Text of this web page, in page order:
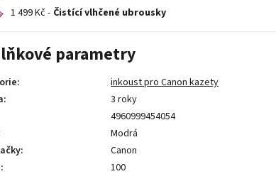
1 499 Kč - Čistící vlhčené ubrousky
parametry
:
inkoust pro Canon kazety
:
3 roky
4960999454054
Modrá
:
Canon
: 100